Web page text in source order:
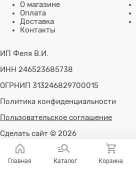
О магазине
Оплата
Доставка
Контакты
ИП Феля В.И.
ИНН 246523685738
ОГРНИП 313246829700015
Политика конфиденциальности
Пользовательское соглашение
Сделать сайт © 2026
Главная Каталог Корзина